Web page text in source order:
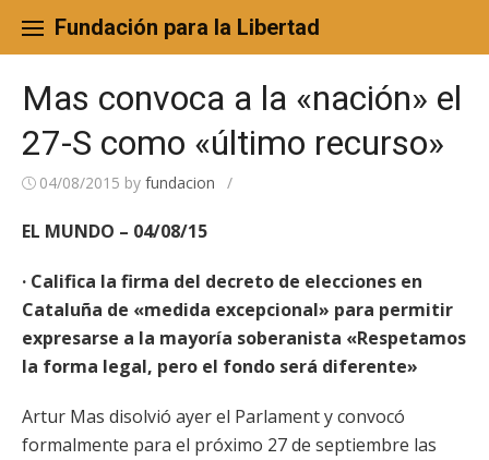
content
Fundación para la Libertad
Mas convoca a la «nación» el
27-S como «último recurso»
04/08/2015 by fundacion /
EL MUNDO – 04/08/15
· Califica la firma del decreto de elecciones en
Cataluña de «medida excepcional» para permitir
expresarse a la mayoría soberanista «Respetamos
la forma legal, pero el fondo será diferente»
Artur Mas disolvió ayer el Parlament y convocó
formalmente para el próximo 27 de septiembre las